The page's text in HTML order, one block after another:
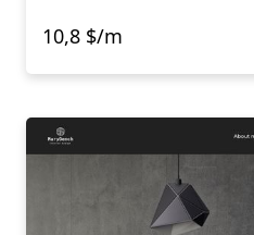
10,8 $/m